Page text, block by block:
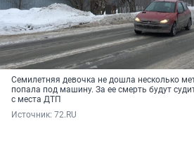
Семилетняя девочка не дошла несколько
попала под машину. За ее смерть будут
с места ДТП
Источник: 72.RU